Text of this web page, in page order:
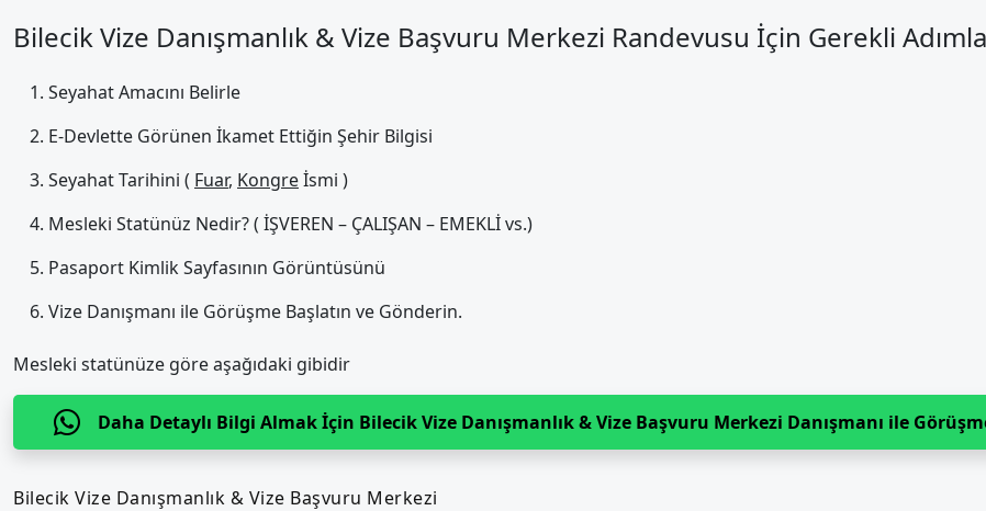
Bilecik Vize Danışmanlık & Vize Başvuru Merkezi Randevusu İçin Gerekli
Seyahat Amacını Belirle
E-Devlette Görünen İkamet Ettiğin Şehir Bilgisi
Seyahat Tarihini ( Fuar, Kongreİsmi )
Mesleki Statünüz Nedir? ( İŞVEREN – ÇALIŞAN – EMEKLİ vs.)
Pasaport Kimlik Sayfasının Görüntüsünü
Vize Danışmanı ile Görüşme Başlatın ve Gönderin.
Mesleki statünüze göre aşağıdaki gibidir
Daha Detaylı Bilgi Almak İçin Bilecik Vize Danışmanlık & Vize Başvuru Merkezi Danışmanı ile
Bilecik Vize Danışmanlık & Vize Başvuru Merkezi